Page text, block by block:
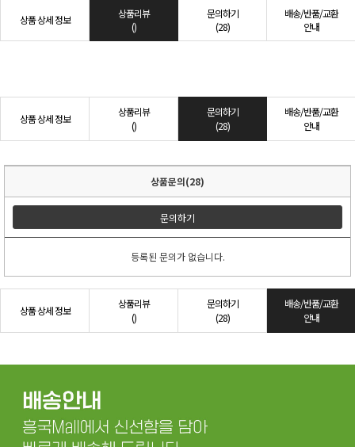
상품 상세 정보
상품리뷰
()
문의하기
(28)
배송/반품/교환
안내
상품 상세 정보
상품리뷰
()
문의하기
(28)
배송/반품/교환
안내
상품문의(28)
문의하기
등록된 문의가 없습니다.
상품 상세 정보
상품리뷰
()
문의하기
(28)
배송/반품/교환
안내